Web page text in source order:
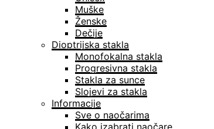
Muške
Ženske
Dečije
Dioptrijska stakla
Monofokalna stakla
Progresivna stakla
Stakla za sunce
Slojevi za stakla
Informacije
Sve o naočarima
Kako izabrati naočare